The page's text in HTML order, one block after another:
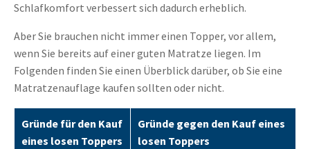
Schlafkomfort verbessert sich dadurch erheblich.
Aber Sie brauchen nicht immer einen Topper, vor allem,
wenn Sie bereits auf einer guten Matratze liegen. Im
Folgenden finden Sie einen Überblick darüber, ob Sie eine
Matratzenauflage kaufen sollten oder nicht.
Gründe für den Kauf
eines losen Toppers
Gründe gegen den Kauf eines
losen Toppers